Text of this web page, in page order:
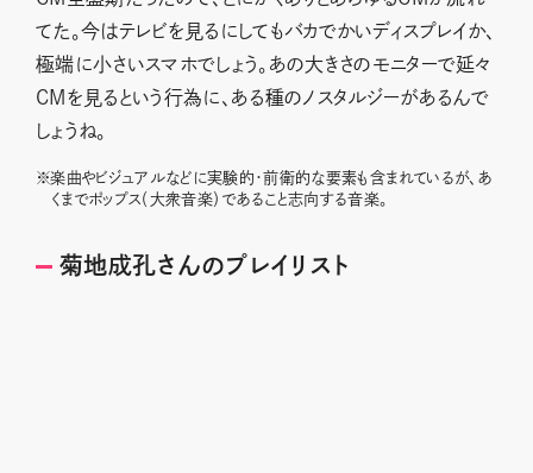
てた。今はテレビを見るにしてもバカでかいディスプレイか、
極端に小さいスマホでしょう。あの大きさのモニターで延々
CMを見るという行為に、ある種のノスタルジーがあるんで
しょうね。
※楽曲やビジュアルなどに実験的・前衛的な要素も含まれているが、あ
くまでポップス（大衆音楽）であること志向する音楽。
菊地成孔さんのプレイリスト